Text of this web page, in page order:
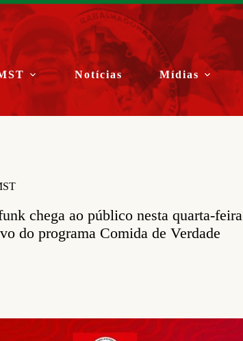
Notícias Mídias
chega ao público nesta quarta-feira
do programa Comida de Verdade